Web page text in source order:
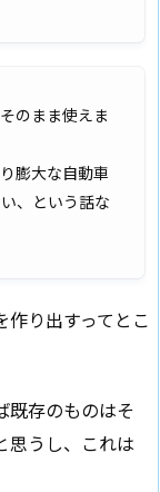
のまま使えま
膨大な自動車
、という話な
り出すってとこ
既存のものはそ
思うし、これは